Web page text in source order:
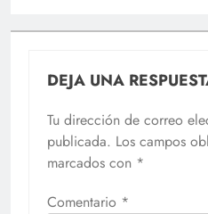
DEJA UNA
Tu dirección de correo
publicada. Los campos
marcados con *
Comentario *